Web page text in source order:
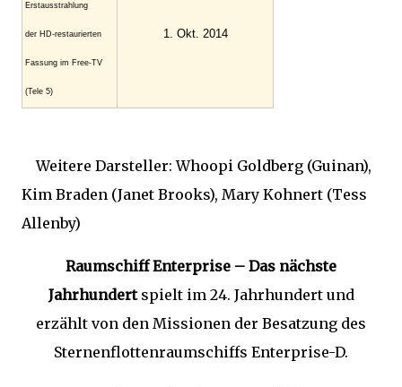
Erstausstrahlung
der HD-restaurierten
Fassung im Free-TV
(Tele 5)
1. Okt. 2014
Weitere Darsteller: Whoopi Goldberg (Guinan),
Kim Braden (Janet Brooks), Mary Kohnert (Tess
Allenby)
Raumschiff Enterprise – Das nächste
Jahrhundertspielt im 24. Jahrhundert und
erzählt von den Missionen der Besatzung des
Sternenflottenraumschiffs Enterprise-D.